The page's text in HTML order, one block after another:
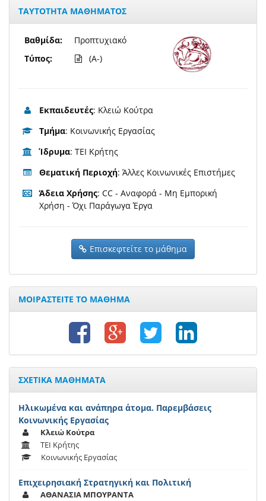
ΤΑΥΤΟΤΗΤΑ ΜΑΘΗΜΑΤΟΣ
Βαθμίδα:
Τύπος:
Προπτυχιακό
(A-)
Εκπαιδευτές: Κλειώ Κούτρα
Τμήμα: Κοινωνικής Εργασίας
Ίδρυμα: ΤΕΙ Κρήτης
Θεματική Περιοχή: Άλλες Κοινωνικές Επιστήμες
Άδεια Χρήσης: CC - Αναφορά - Μη Εμπορική
Χρήση - Όχι Παράγωγα Έργα
Επισκεφτείτε το μάθημα
ΜΟΙΡΑΣΤΕΙΤΕ ΤΟ ΜΑΘΗΜΑ
ΣΧΕΤΙΚΑ ΜΑΘΗΜΑΤΑ
Ηλικωμένα και ανάπηρα άτομα. Παρεμβάσεις
Κοινωνικής Εργασίας
Κλειώ Κούτρα
ΤΕΙ Κρήτης
Κοινωνικής Εργασίας
Επιχειρησιακή Στρατηγική και Πολιτική
ΑΘΑΝΑΣΙΑ ΜΠΟΥΡΑΝΤΑ